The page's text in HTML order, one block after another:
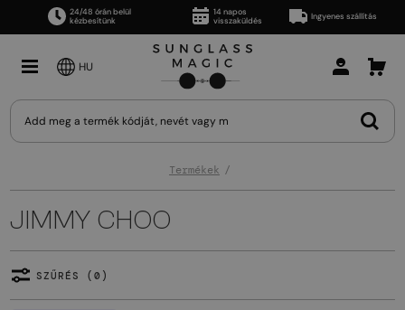
24/48 órán belül
kézbesítünk
14 napos
visszaküldés
Ingyenes szállítás
HU
Termékek
JIMMY CHOO
SZŰRÉS (0)